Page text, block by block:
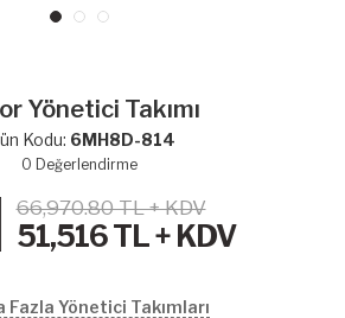
Yönetici Takımı
Kodu: 6MH8D-814
0 Değerlendirme
66,970.80 TL + KDV
51,516TL + KDV
Fazla Yönetici Takımları